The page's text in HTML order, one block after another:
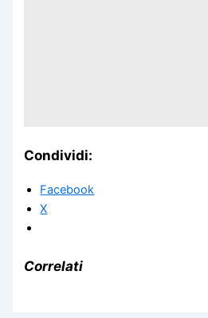
Condividi:
Facebook
X
Correlati